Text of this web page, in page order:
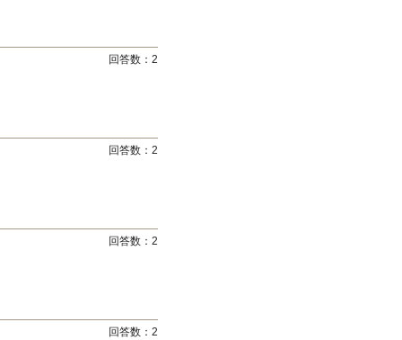
回答数： 2
回答数： 2
回答数： 2
回答数： 2